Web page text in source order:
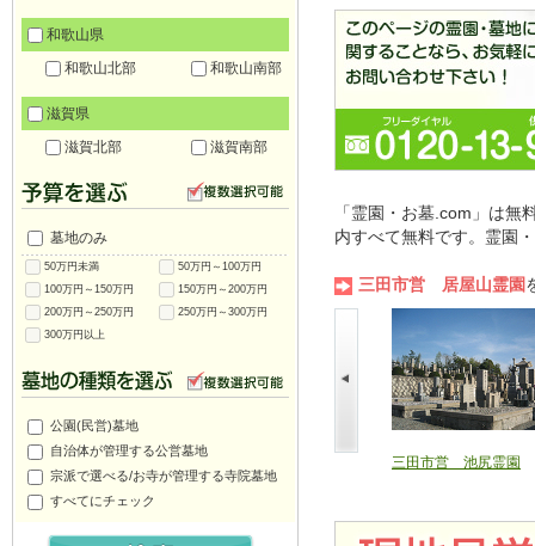
「霊園・お墓.com」は
内すべて無料です。霊園
三田市営 居屋山霊園
三田市営 須丸霊園 三田市営 池尻霊園
和歌山県
和歌山北部
和歌山南部
滋賀県
滋賀北部
滋賀南部
墓地のみ
50万円未満
50万円～100万円
100万円～150万円
150万円～200万円
200万円～250万円
250万円～300万円
300万円以上
公園(民営)墓地
自治体が管理する公営墓地
宗派で選べる/お寺が管理する寺院墓地
すべてにチェック